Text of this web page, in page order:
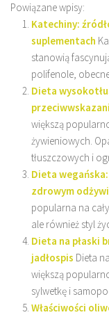
Powiązane wpisy:
Katechiny:
suplementach
stanowią
polifenole,
Dieta
większą
żywieniowych.
tłuszczowych i
Dieta
zdrowym
popularna na
ale również styl
Dieta na płaski
jadłospis Dieta
większą
sylwetkę i
Właściwości